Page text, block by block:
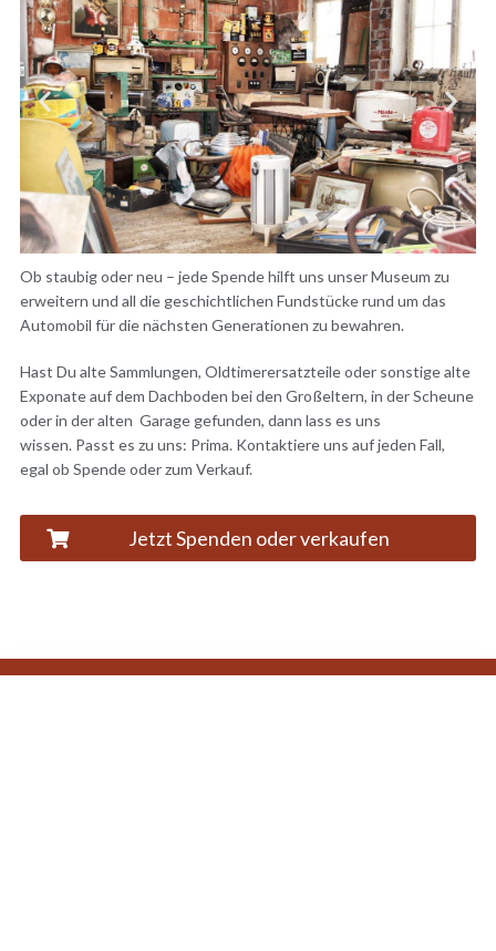
Ob staubig oder neu – jede Spende hilft uns unser Museum zu
erweitern und all die geschichtlichen Fundstücke rund um das
Automobil für die nächsten Generationen zu bewahren.
Hast Du alte Sammlungen, Oldtimerersatzteile oder sonstige alte
Exponate auf dem Dachboden bei den Großeltern, in der Scheune
oder in der alten Garage gefunden, dann lass es uns
wissen. Passt es zu uns: Prima. Kontaktiere uns auf jeden Fall,
egal ob Spende oder zum Verkauf.
Jetzt Spenden oder verkaufen